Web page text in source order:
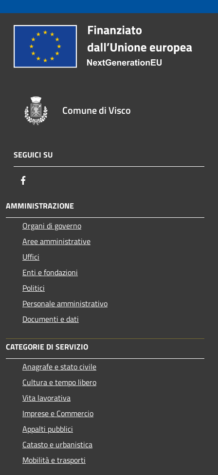
Comune di Visco
SEGUICI SU
AMMINISTRAZIONE
Organi di governo
Aree amministrative
Uffici
Enti e fondazioni
Politici
Personale amministrativo
Documenti e dati
CATEGORIE DI SERVIZIO
Anagrafe e stato civile
Cultura e tempo libero
Vita lavorativa
Imprese e Commercio
Appalti pubblici
Catasto e urbanistica
Mobilità e trasporti